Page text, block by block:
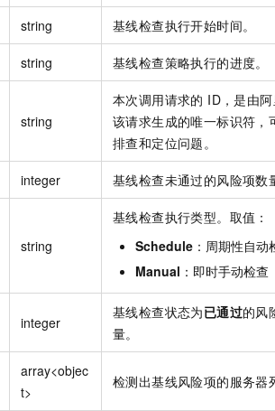
string 基线检查执行开始时间。
string 基线检查策略执行的进度。
string
本次调用请求的 ID，是由
该请求生成的唯一标识符，
排查和定位问题。
integer 基线检查未通过的风险项数
string
基线检查执行类型。取值：
Schedule ：周期性自动
Manual ：即时手动检查
integer
基线检查状态为已通过的风
量。
array<objec
t>
检测出基线风险项的服务器